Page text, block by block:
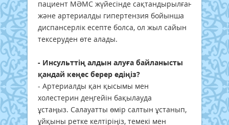
пациент МӘМС жүйесінде сақтандырылған
және артериалды гипертензия бойынша
диспансерлік есепте болса, ол жыл сайын
тексеруден өте алады.
- Инсульттің алдын алуға байланысты
қандай кеңес берер едіңіз?
- Артериалды қан қысымы мен
холестерин деңгейін бақылауда
ұстаңыз. Салауатты өмір салтын ұстанып,
ұйқыны ретке келтіріңіз, темекі мен